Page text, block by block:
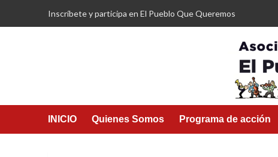
Inscríbete y participa en El Pueblo Que Queremos
INICIO Quienes Somos Programa de acción